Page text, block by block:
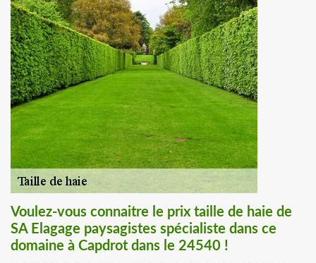
Voulez-vous connaitre le prix taille de haie de
SA Elagage paysagistes spécialiste dans ce
domaine à Capdrot dans le 24540 !